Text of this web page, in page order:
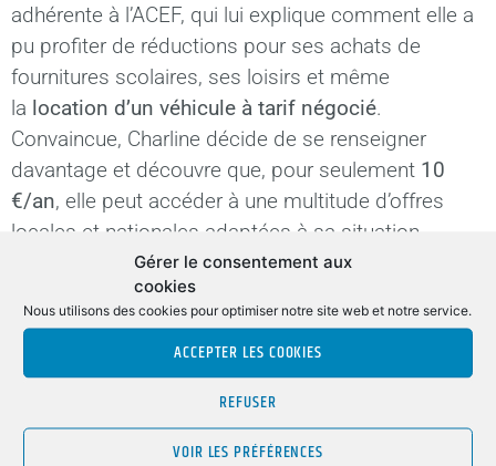
Gérer le consentement aux
cookies
Nous utilisons des cookies pour optimiser notre site web et notre service.
ACCEPTER LES COOKIES
REFUSER
VOIR LES PRÉFÉRENCES
adhérente à l’ACEF, qui lui explique comment elle a
pu profiter de réductions pour ses achats de
fournitures scolaires, ses loisirs et même
la location d’un véhicule à tarif négocié.
Convaincue, Charline décide de se renseigner
davantage et découvre que, pour seulement 10
€/an, elle peut accéder à une multitude d’offres
locales et nationales adaptées à sa situation.
Le soir même, elle remplit sa
en ligne(**) et profite immédiatement de
l’offre
, plate-forme sécurisée de jeux, livres
audio & vidéo, idéale pour ses enfants.
expérience avec ses collègues de l’école et les